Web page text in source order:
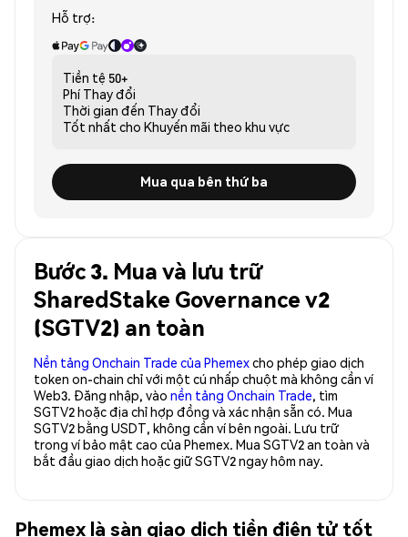
Hỗ trợ:
Tiền tệ 50+
Phí Thay đổi
Thời gian đến Thay đổi
Tốt nhất cho Khuyến mãi theo khu vực
Mua qua bên thứ ba
Bước 3. Mua và lưu trữ
SharedStake Governance v2
(SGTV2) an toàn
Nền tảng Onchain Trade của Phemexcho phép giao dịch
token on-chain chỉ với một cú nhấp chuột mà không cần ví
Web3. Đăng nhập, vào nền tảng Onchain Trade, tìm
SGTV2 hoặc địa chỉ hợp đồng và xác nhận sẵn có. Mua
SGTV2 bằng USDT, không cần ví bên ngoài. Lưu trữ
trong ví bảo mật cao của Phemex. Mua SGTV2 an toàn và
bắt đầu giao dịch hoặc giữ SGTV2 ngay hôm nay.
Phemex là sàn giao dịch tiền điện tử tốt